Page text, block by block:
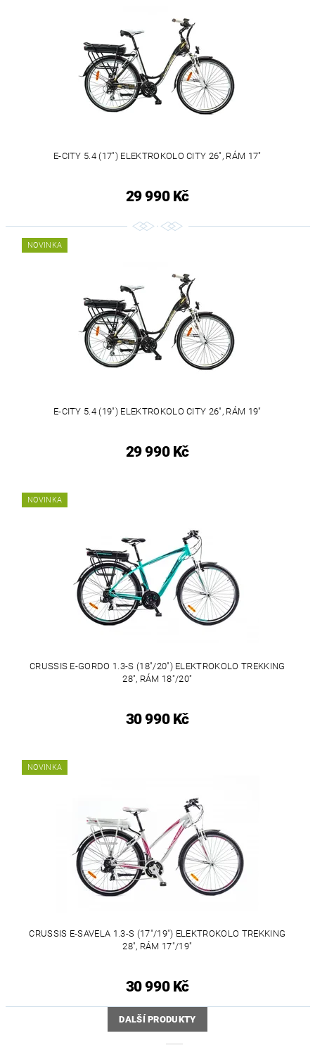
E-CITY 5.4 (17") ELEKTROKOLO CITY 26", RÁM 17"
29 990 Kč
NOVINKA
E-CITY 5.4 (19") ELEKTROKOLO CITY 26", RÁM 19"
29 990 Kč
NOVINKA
CRUSSIS E-GORDO 1.3-S (18"/20") ELEKTROKOLO TREKKING
28", RÁM 18"/20"
30 990 Kč
NOVINKA
CRUSSIS E-SAVELA 1.3-S (17"/19") ELEKTROKOLO TREKKING
28", RÁM 17"/19"
30 990 Kč
DALŠÍ PRODUKTY